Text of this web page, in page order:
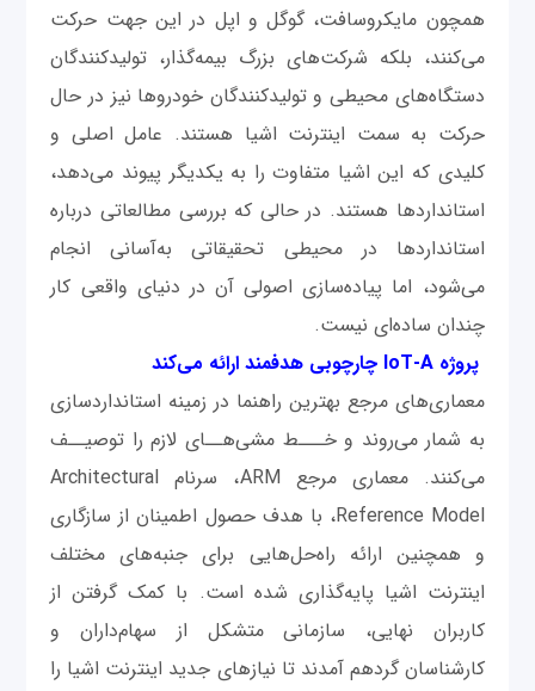
همچون مایکروسافت، گوگل و اپل در این جهت حرکت
می‌کنند، بلکه شرکت‌های بزرگ بیمه‌گذار، تولیدکنندگان
دستگاه‌های محیطی و تولیدکنندگان خودروها نیز در حال
حرکت به سمت اینترنت اشیا هستند. عامل اصلی و
کلیدی که این اشیا متفاوت را به یکدیگر پیوند می‌دهد،
استانداردها هستند. در حالی که بررسی مطالعاتی درباره
استانداردها در محیطی تحقیقاتی به‌آسانی انجام
می‌شود، اما پیاده‌سازی اصولی آن در دنیای واقعی کار
چندان ساده‌ای نیست.
پروژه IoT-A چارچوبی هدفمند ارائه می‌کند
معماری‌های مرجع بهترین راهنما در زمینه استانداردسازی
به شمار می‌روند و خـــط مشی‌هــای لازم را توصیــف
می‌کنند. معماری مرجع ARM، سرنام Architectural
Reference Model، با هدف حصول اطمینان از سازگاری
و همچنین ارائه راه‌حل‌هایی برای جنبه‌های مختلف
اینترنت اشیا پایه‌گذاری شده است. با کمک گرفتن از
کاربران نهایی، سازمانی متشکل از سهام‌داران و
کارشناسان گردهم آمدند تا نیازهای جدید اینترنت اشیا را